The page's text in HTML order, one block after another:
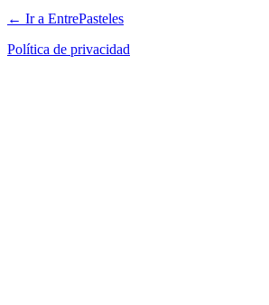
← Ir a EntrePasteles
Política de privacidad